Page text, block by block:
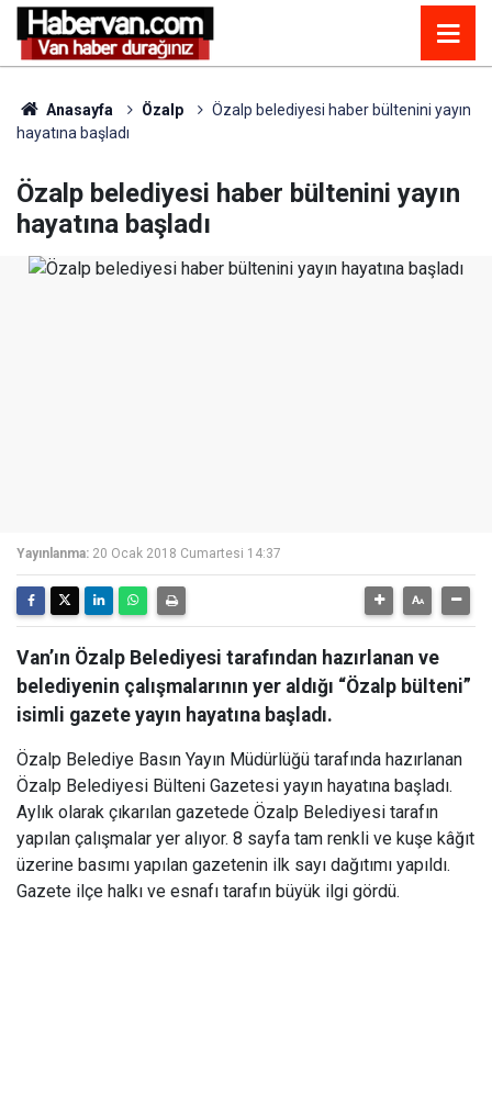
Anasayfa Özalp
Özalp belediyesi haber bültenini yayın
hayatına başladı
Özalp belediyesi haber bültenini yayın
hayatına başladı
Yayınlanma: 20 Ocak 2018 Cumartesi 14:37
Van’ın Özalp Belediyesi tarafından hazırlanan ve
belediyenin çalışmalarının yer aldığı “Özalp bülteni”
isimli gazete yayın hayatına başladı.
Özalp Belediye Basın Yayın Müdürlüğü tarafında hazırlanan
Özalp Belediyesi Bülteni Gazetesi yayın hayatına başladı.
Aylık olarak çıkarılan gazetede Özalp Belediyesi tarafın
yapılan çalışmalar yer alıyor. 8 sayfa tam renkli ve kuşe kâğıt
üzerine basımı yapılan gazetenin ilk sayı dağıtımı yapıldı.
Gazete ilçe halkı ve esnafı tarafın büyük ilgi gördü.